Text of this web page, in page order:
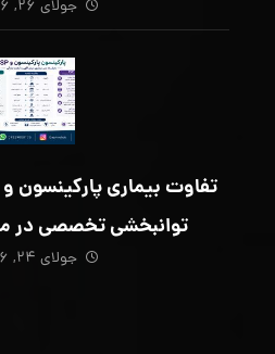
جولای ۲۶, ۲۰۲۶
توانبخشی تخصصی در
جولای ۲۴, ۲۰۲۶